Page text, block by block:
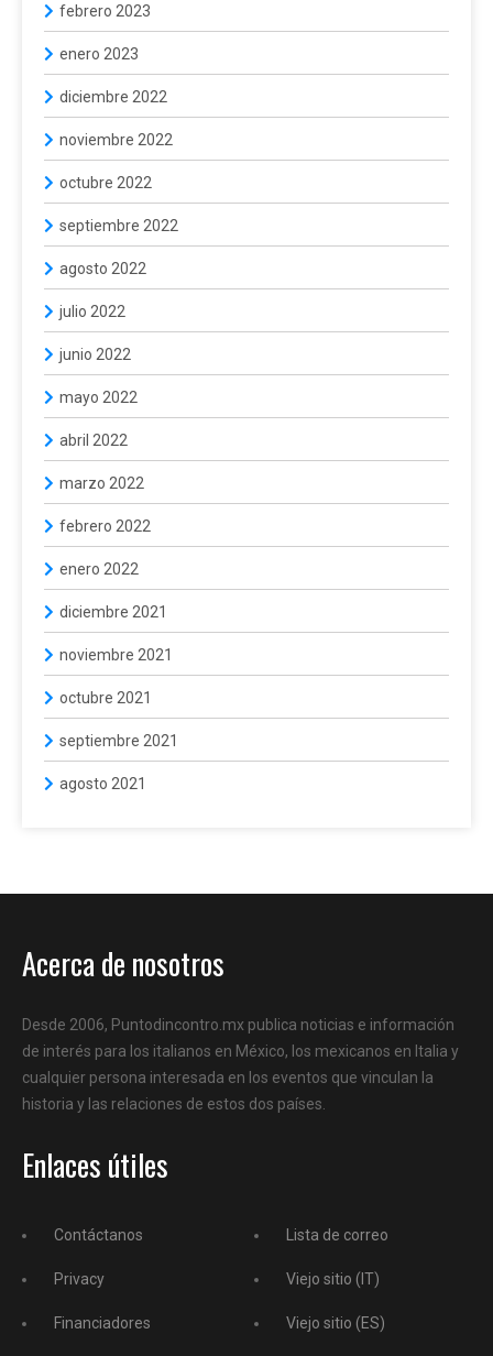
febrero 2023
enero 2023
diciembre 2022
noviembre 2022
octubre 2022
septiembre 2022
agosto 2022
julio 2022
junio 2022
mayo 2022
abril 2022
marzo 2022
febrero 2022
enero 2022
diciembre 2021
noviembre 2021
octubre 2021
septiembre 2021
agosto 2021
Acerca de nosotros
Desde 2006, Puntodincontro.mx publica noticias e información
de interés para los italianos en México, los mexicanos en Italia y
cualquier persona interesada en los eventos que vinculan la
historia y las relaciones de estos dos países.
Enlaces útiles
Contáctanos
Privacy
Financiadores
Lista de correo
Viejo sitio (IT)
Viejo sitio (ES)